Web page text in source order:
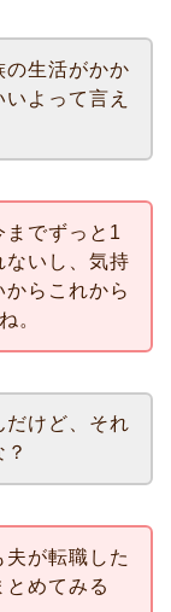
の生活がかか
よって言え
までずっと1
ないし、気持
らこれから
。
だけど、それ
夫が転職した
めてみる